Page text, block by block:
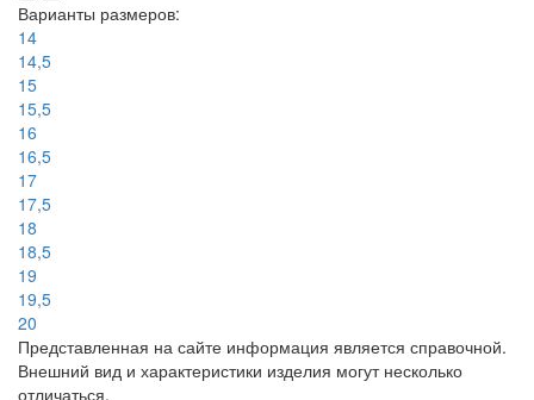
Варианты размеров:
14
14,5
15
15,5
16
16,5
17
17,5
18
18,5
19
19,5
20
Представленная на сайте информация является справочной.
Внешний вид и характеристики изделия могут несколько
отличаться.